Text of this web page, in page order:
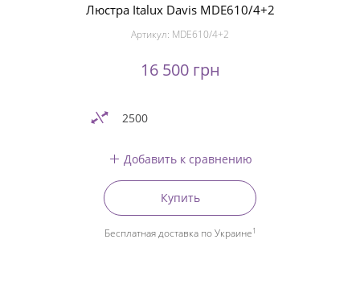
Люстра Italux Davis MDE610/4+2
Артикул: MDE610/4+2
16 500 грн
2500
Добавить к сравнению
Купить
Бесплатная доставка по Украине1